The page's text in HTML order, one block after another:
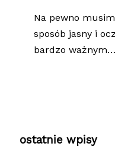
Na pewno
sposób jasny i
bardzo ważnym…
ostatnie wpisy